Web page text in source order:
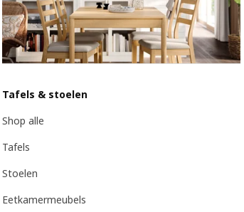
Tafels & stoelen
Shop alle
Tafels
Stoelen
Eetkamermeubels